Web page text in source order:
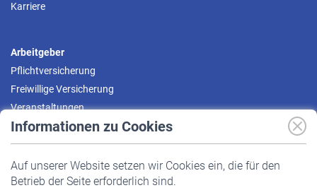
Informationen zu Cookies
Auf unserer Website setzen wir Cookies ein, die für den
Betrieb der Seite erforderlich sind.
Karriere
Arbeitgeber
Pflichtversicherung
Freiwillige Versicherung
Veranstaltungen
Pflichtversicherung